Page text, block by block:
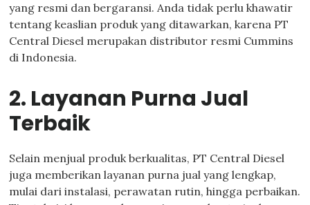
yang resmi dan bergaransi. Anda tidak perlu khawatir
tentang keaslian produk yang ditawarkan, karena PT
Central Diesel merupakan distributor resmi Cummins
di Indonesia.
2. Layanan Purna Jual
Terbaik
Selain menjual produk berkualitas, PT Central Diesel
juga memberikan layanan purna jual yang lengkap,
mulai dari instalasi, perawatan rutin, hingga perbaikan.